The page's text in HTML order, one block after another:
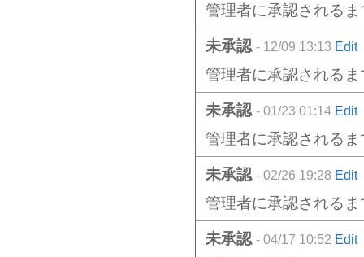
管理者に承認される
未承認 - 12/09 13:13 Edit
管理者に承認される
未承認 - 01/23 01:14 Edit
管理者に承認される
未承認 - 02/26 19:28 Edit
管理者に承認される
未承認 - 04/17 10:52 Edit